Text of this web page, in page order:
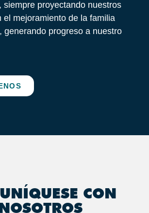
siempre proyectando nuestros
el mejoramiento de la familia
generando progreso a nuestro
CON